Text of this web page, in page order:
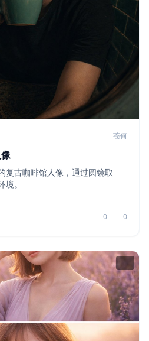
苍何
复古咖啡馆人像，通过圆镜取
。
0 0